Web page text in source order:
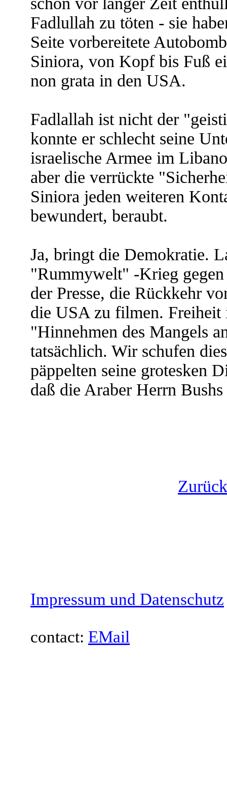
Fadlullah zu töten - sie
Seite vorbereitete
Siniora, von Kopf bis Fuß
non grata in den USA.
Fadlallah ist nicht der
konnte er schlecht seine
israelische Armee im
aber die verrückte
Siniora jeden weiteren
bewundert, beraubt.
Ja, bringt die Demokratie.
"Rummywelt" -Krieg
der Presse, die Rückkehr
die USA zu filmen. Freiheit
"Hinnehmen des Mangels
tatsächlich. Wir schufen
päppelten seine grotesken
daß die Araber Herrn
Impressum und Datenschutz
contact: EMail